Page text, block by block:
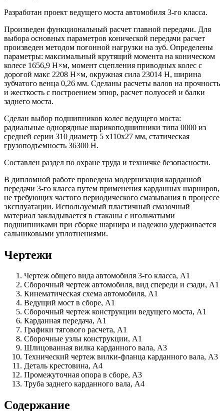
Разработан проект ведущего моста автомобиля 3-го класса.
Произведен функциональный расчет главной передачи. Для
выбора основных параметров конической передачи расчет
произведен методом погонной нагрузки на зуб. Определены
параметры: максимальный крутящий момента на коническом
колесе 1656,9 Н×м, момент сцепления приводных колес с
дорогой макс 2208 Н×м, окружная сила 23014 Н, ширина
зубчатого венца 0,26 мм. Сделаны расчеты валов на прочность
и жесткость с построением эпюр, расчет полуосей и балки
заднего моста.
Сделан выбор подшипников колес ведущего моста:
радиальные однорядные шарикоподшипники типа 0000 из
средней серии 310 диаметр 5 х110х27 мм, статическая
грузоподъемность 36300 Н.
Составлен раздел по охране труда и техничке безопасности.
В дипломной работе проведена модернизация карданной
передачи 3-го класса путем применения карданных шарниров,
не требующих частого периодического смазывания в процессе
эксплуатации. Используемый пластичный смазочный
материал закладывается в стаканы с игольчатыми
подшипниками при сборке шарнира и надежно удерживается
сальниковыми уплотнениями.
Чертежи
Чертеж общего вида автомобиля 3-го класса, А1
Сборочный чертеж автомобиля, вид спереди и сзади, А1
Кинематическая схема автомобиля, А1
Ведущий мост в сборе, А1
Сборочный чертеж конструкции ведущего моста, А1
Карданная передача, А1
Графики тягового расчета, А1
Сборочные узлы конструкции, А1
Шлицованная вилка карданного вала, А3
Технический чертеж вилки-фланца карданного вала, А3
Деталь крестовина, А4
Промежуточная опора в сборе, А3
Труба заднего карданного вала, А4
Содержание